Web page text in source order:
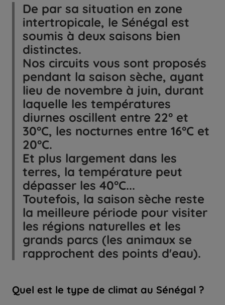
De par sa situation en zone
intertropicale, le Sénégal est
soumis à deux saisons bien
distinctes.
Nos circuits vous sont proposés
pendant la saison sèche, ayant
lieu de novembre à juin, durant
laquelle les températures
diurnes oscillent entre 22° et
30°C, les nocturnes entre 16°C et
20°C.
Et plus largement dans les
terres, la température peut
dépasser les 40°C...
Toutefois, la saison sèche reste
la meilleure période pour visiter
les régions naturelles et les
grands parcs (les animaux se
rapprochent des points d'eau).
Quel est le type de climat au Sénégal ?